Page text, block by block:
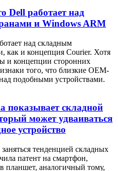
Dell работает над
и Windows ARM
над складным
как и концепция Courier. Хотя
и концепции сторонних
того, что близкие OEM-
подобными устройствами.
показывает складной
может удваиваться
устройство
тенденцией складных
патент на смартфон,
планшет, аналогичный тому,